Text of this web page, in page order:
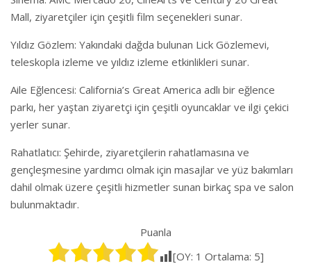
Mall, ziyaretçiler için çeşitli film seçenekleri sunar.
Yıldız Gözlem: Yakındaki dağda bulunan Lick Gözlemevi,
teleskopla izleme ve yıldız izleme etkinlikleri sunar.
Aile Eğlencesi: California’s Great America adlı bir eğlence
parkı, her yaştan ziyaretçi için çeşitli oyuncaklar ve ilgi çekici
yerler sunar.
Rahatlatıcı: Şehirde, ziyaretçilerin rahatlamasına ve
gençleşmesine yardımcı olmak için masajlar ve yüz bakımları
dahil olmak üzere çeşitli hizmetler sunan birkaç spa ve salon
bulunmaktadır.
Puanla
[OY: 1 Ortalama: 5]